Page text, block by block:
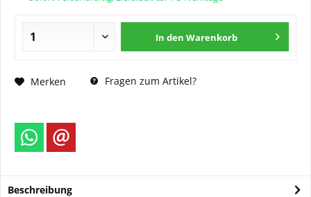
In den Warenkorb
Merken Fragen zum Artikel?
Beschreibung